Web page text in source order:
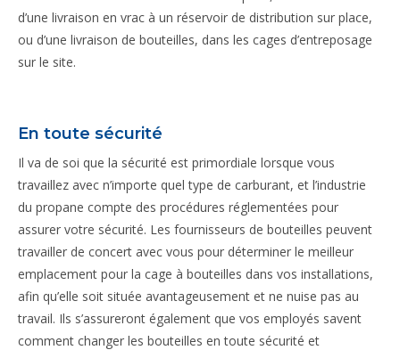
d’une livraison en vrac à un réservoir de distribution sur place,
ou d’une livraison de bouteilles, dans les cages d’entreposage
sur le site.
En toute sécurité
Il va de soi que la sécurité est primordiale lorsque vous
travaillez avec n’importe quel type de carburant, et l’industrie
du propane compte des procédures réglementées pour
assurer votre sécurité. Les fournisseurs de bouteilles peuvent
travailler de concert avec vous pour déterminer le meilleur
emplacement pour la cage à bouteilles dans vos installations,
afin qu’elle soit située avantageusement et ne nuise pas au
travail. Ils s’assureront également que vos employés savent
comment changer les bouteilles en toute sécurité et